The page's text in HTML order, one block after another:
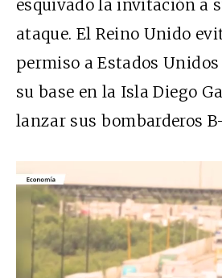
esquivado la invitación a
ataque. El Reino Unido
permiso a Estados
su base en la Isla Diego
lanzar sus bombarderos